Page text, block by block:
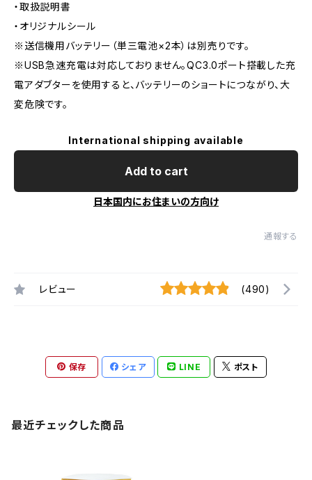
・取扱説明書
・オリジナルシール
※送信機用バッテリー（単三電池×2本）は別売りです。
※USB急速充電は対応しておりません。QC3.0ポート搭載した充
電アダブターを使用すると、バッテリーのショートにつながり、大
変危険です。
International shipping available
Add to cart
日本国内にお住まいの方向け
通報する
レビュー (490)
保存 シェア LINE ポスト
最近チェックした商品